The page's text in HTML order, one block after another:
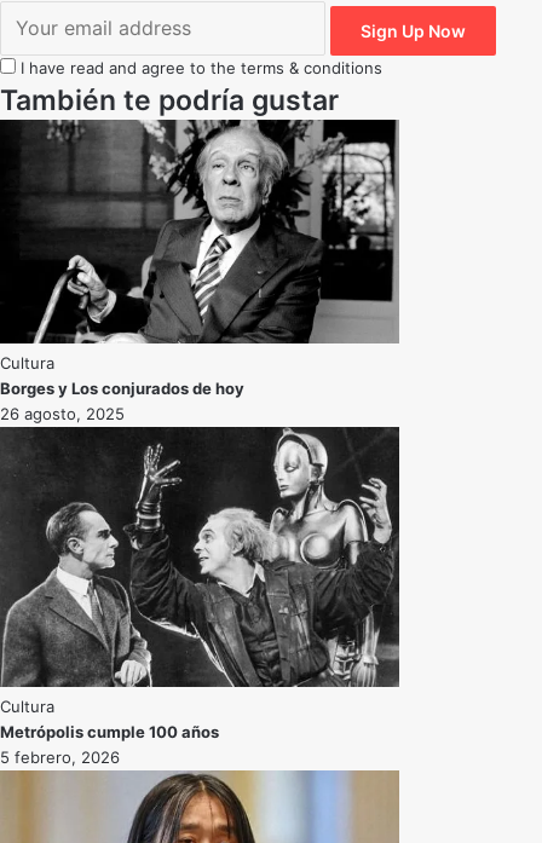
I have read and agree to the terms & conditions
También te podría gustar
Cultura
Borges y Los conjurados de hoy
26 agosto, 2025
Cultura
Metrópolis cumple 100 años
5 febrero, 2026